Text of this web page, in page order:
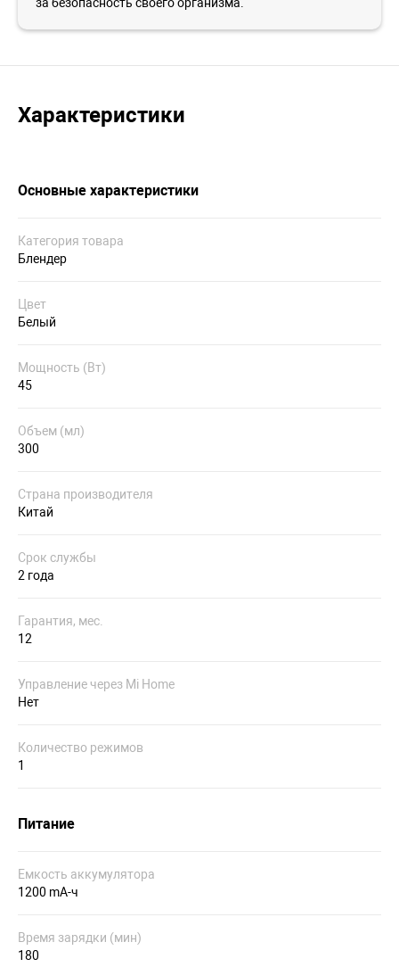
Характеристики
Основные характеристики
Категория товара
Блендер
Цвет
Белый
Мощность (Вт)
45
Объем (мл)
300
Страна производителя
Китай
Срок службы
2 года
Гарантия, мес.
12
Управление через Mi Home
Нет
Количество режимов
1
Питание
Емкость аккумулятора
1200 mA-ч
Время зарядки (мин)
180